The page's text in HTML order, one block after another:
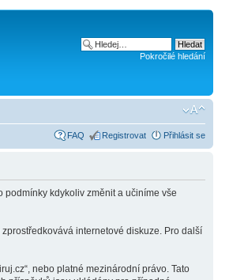
Pokročilé hledání
FAQ Registrovat Přihlásit se
podmínky kdykoliv změnit a učiníme vše
internetové diskuze. Pro další
nebo platné mezinárodní právo. Tato